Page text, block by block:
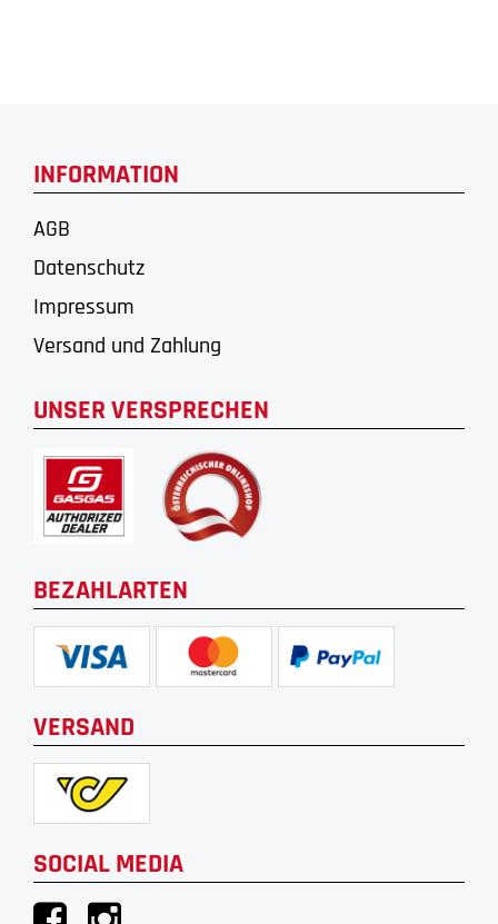
INFORMATION
AGB
Datenschutz
Impressum
Versand und Zahlung
UNSER VERSPRECHEN
BEZAHLARTEN
VERSAND
SOCIAL MEDIA